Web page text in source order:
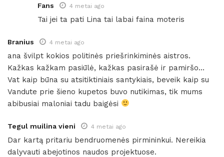
Fans 4 metai ago
Tai jei ta pati Lina tai labai faina moteris
Branius 4 metai ago
ana švilpt kokios politinės priešrinkiminės aistros.
Kažkas kažkam pasiūlė, kažkas pasirašė ir pamiršo…
Vat kaip būna su atsitiktiniais santykiais, beveik kaip su
Vandute prie šieno kupetos buvo nutikimas, tik mums
abibusiai maloniai tadu baigėsi
Tegul muilina vieni 4 metai ago
Dar kartą pritariu bendruomenės pirmininkui. Nereikia
dalyvauti abejotinos naudos projektuose.